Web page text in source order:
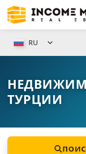
RU
ТУРЦИИ